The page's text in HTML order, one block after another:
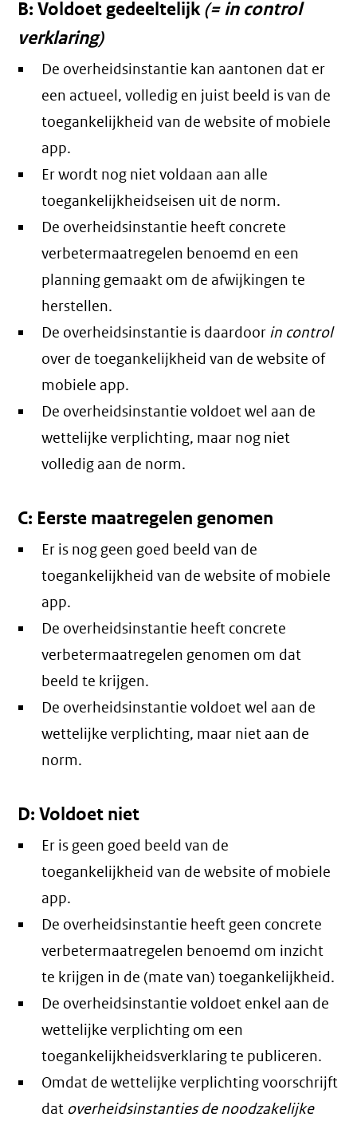
B: Voldoet gedeeltelijk(= in control
verklaring)
De overheidsinstantie kan aantonen dat er
een actueel, volledig en juist beeld is van de
toegankelijkheid van de website of mobiele
app.
Er wordt nog niet voldaan aan alle
toegankelijkheidseisen uit de norm.
De overheidsinstantie heeft concrete
verbetermaatregelen benoemd en een
planning gemaakt om de afwijkingen te
herstellen.
De overheidsinstantie is daardoor in control
over de toegankelijkheid van de website of
mobiele app.
De overheidsinstantie voldoet wel aan de
wettelijke verplichting, maar nog niet
volledig aan de norm.
C: Eerste maatregelen genomen
Er is nog geen goed beeld van de
toegankelijkheid van de website of mobiele
app.
De overheidsinstantie heeft concrete
verbetermaatregelen genomen om dat
beeld te krijgen.
De overheidsinstantie voldoet wel aan de
wettelijke verplichting, maar niet aan de
norm.
D: Voldoet niet
Er is geen goed beeld van de
toegankelijkheid van de website of mobiele
app.
De overheidsinstantie heeft geen concrete
verbetermaatregelen benoemd om inzicht
te krijgen in de (mate van) toegankelijkheid.
De overheidsinstantie voldoet enkel aan de
wettelijke verplichting om een
toegankelijkheidsverklaring te publiceren.
Omdat de wettelijke verplichting voorschrijft
dat overheidsinstanties de noodzakelijke